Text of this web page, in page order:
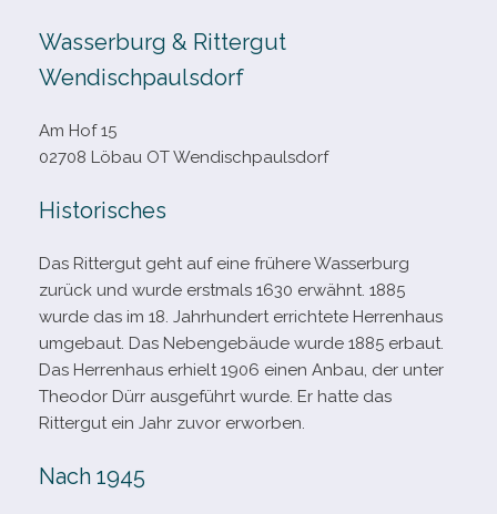
Wasserburg & Rittergut
Wendischpaulsdorf
Am Hof 15
02708 Löbau OT Wendischpaulsdorf
Historisches
Das Rittergut geht auf eine frü­here Wasserburg
zurück und wurde erst­mals 1630 erwähnt. 1885
wurde das im 18. Jahrhundert errich­tete Herrenhaus
umge­baut. Das Nebengebäude wurde 1885 erbaut.
Das Herrenhaus erhielt 1906 einen Anbau, der unter
Theodor Dürr aus­ge­führt wurde. Er hatte das
Rittergut ein Jahr zuvor erworben.
Nach 1945